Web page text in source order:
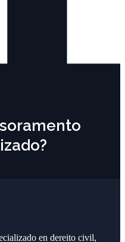
en dereito civil,